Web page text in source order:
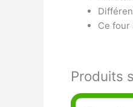
Ce four
Produits
Le